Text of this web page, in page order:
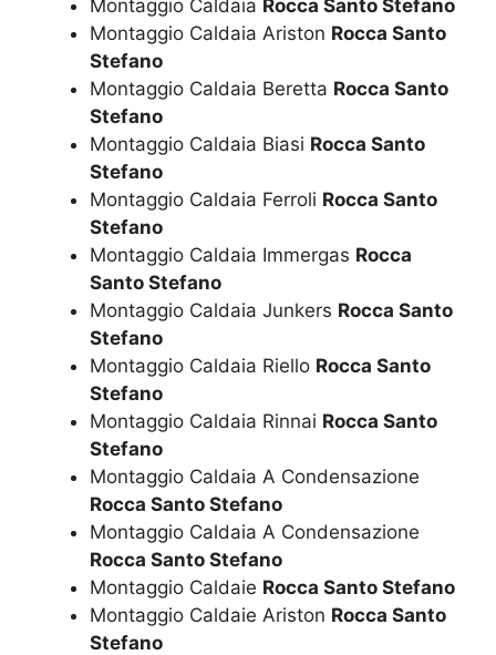
Montaggio Caldaia Rocca Santo Stefano
Montaggio Caldaia Ariston Rocca Santo
Stefano
Montaggio Caldaia Beretta Rocca Santo
Stefano
Montaggio Caldaia Biasi Rocca Santo
Stefano
Montaggio Caldaia Ferroli Rocca Santo
Stefano
Montaggio Caldaia Immergas Rocca
Santo Stefano
Montaggio Caldaia Junkers Rocca Santo
Stefano
Montaggio Caldaia Riello Rocca Santo
Stefano
Montaggio Caldaia Rinnai Rocca Santo
Stefano
Montaggio Caldaia A Condensazione
Rocca Santo Stefano
Montaggio Caldaia A Condensazione
Rocca Santo Stefano
Montaggio Caldaie Rocca Santo Stefano
Montaggio Caldaie Ariston Rocca Santo
Stefano